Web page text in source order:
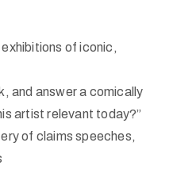
of iconic,
and answer a comically
artist relevant today?”
of claims speeches,